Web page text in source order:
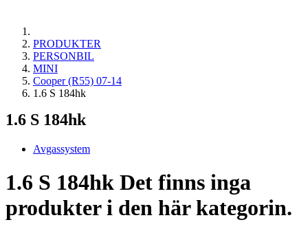
PRODUKTER
PERSONBIL
MINI
Cooper (R55) 07-14
1.6 S 184hk
1.6 S 184hk
Avgassystem
1.6 S 184hk Det finns inga
produkter i den här kategorin.